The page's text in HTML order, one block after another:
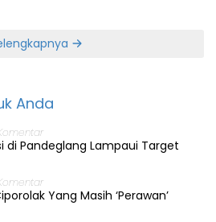
Anda
di Pandeglang Lampaui Target
Yang Masih ‘Perawan’